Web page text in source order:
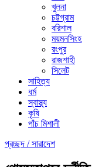
খুলনা
চট্টগ্রাম
বরিশাল
ময়মনসিংহ
রংপুর
রাজশাহী
সিলেট
সাহিত্য
ধর্ম
স্বাস্থ্য
কৃষি
পাঁচ মিশালী
প্রচ্ছদ /সারাদেশ